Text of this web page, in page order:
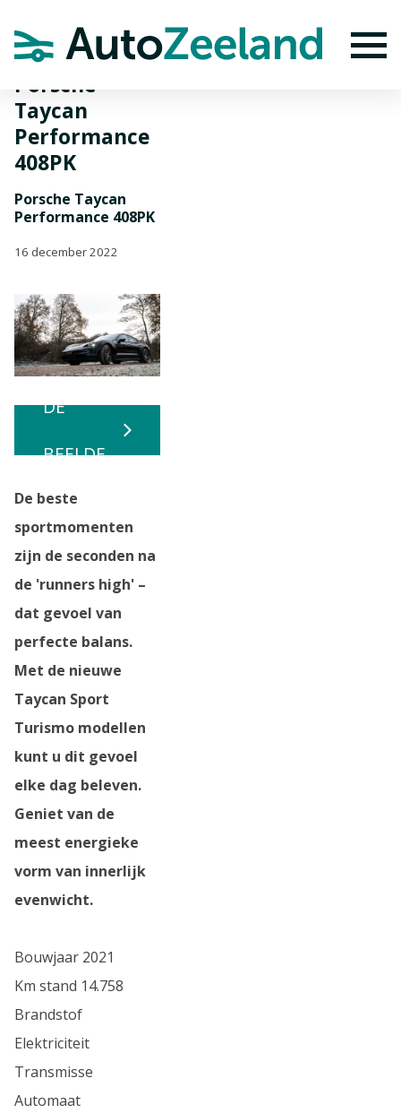
Porsche
Taycan
Performance
408PK
Porsche Taycan
Performance 408PK
16 december 2022
BEKIJK
DE
BEELDE
N
De beste
sportmomenten
zijn de seconden na
de 'runners high' –
dat gevoel van
perfecte balans.
Met de nieuwe
Taycan Sport
Turismo modellen
kunt u dit gevoel
elke dag beleven.
Geniet van de
meest energieke
vorm van innerlijk
evenwicht.
Bouwjaar 2021
Km stand 14.758
Brandstof
Elektriciteit
Transmisse
Automaat